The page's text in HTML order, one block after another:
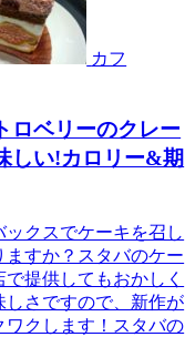
カフ
ロベリーのクレー
しい!カロリー&期
ックスでケーキを召し
ますか？スタバのケー
提供してもおかしく
しさですので、新作が
ワクします！スタバの